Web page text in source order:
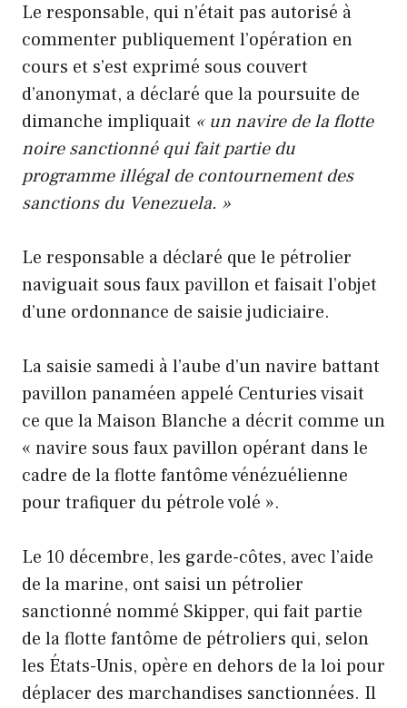
Le responsable, qui n’était pas autorisé à
commenter publiquement l’opération en
cours et s’est exprimé sous couvert
d’anonymat, a déclaré que la poursuite de
dimanche impliquait « un navire de la flotte
noire sanctionné qui fait partie du
programme illégal de contournement des
sanctions du Venezuela. »
Le responsable a déclaré que le pétrolier
naviguait sous faux pavillon et faisait l’objet
d’une ordonnance de saisie judiciaire.
La saisie samedi à l’aube d’un navire battant
pavillon panaméen appelé Centuries visait
ce que la Maison Blanche a décrit comme un
« navire sous faux pavillon opérant dans le
cadre de la flotte fantôme vénézuélienne
pour trafiquer du pétrole volé ».
Le 10 décembre, les garde-côtes, avec l’aide
de la marine, ont saisi un pétrolier
sanctionné nommé Skipper, qui fait partie
de la flotte fantôme de pétroliers qui, selon
les États-Unis, opère en dehors de la loi pour
déplacer des marchandises sanctionnées. Il